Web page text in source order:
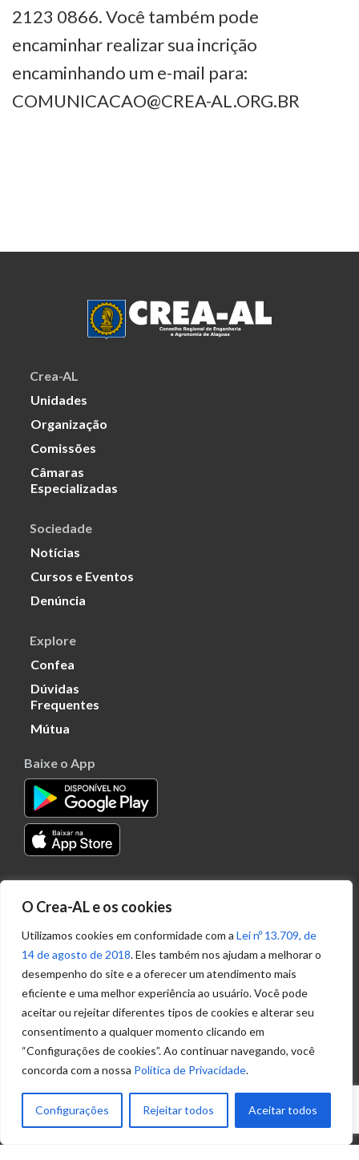
O Crea-AL e os cookies
Utilizamos cookies em conformidade com a Lei nº 13.709, de
14 de agosto de 2018. Eles também nos ajudam a melhorar o
desempenho do site e a oferecer um atendimento mais
eficiente e uma melhor experiência ao usuário. Você pode
aceitar ou rejeitar diferentes tipos de cookies e alterar seu
consentimento a qualquer momento clicando em
“Configurações de cookies”. Ao continuar navegando, você
concorda com a nossa Política de Privacidade.
Configurações Rejeitar todos Aceitar todos
2123 0866. Você também pode
encaminhar realizar sua incrição
encaminhando um e-mail para:
COMUNICACAO@CREA-AL.ORG.BR
Crea-AL
Unidades
Organização
Comissões
Câmaras
Especializadas
Sociedade
Notícias
Cursos e Eventos
Denúncia
Explore
Confea
Dúvidas
Frequentes
Mútua
Baixe o App
Transparência
Portal
Acesso à
Informação
Política de
Privacidade de
Ouvidoria
(82) 2123 0864
ouvidoria@crea-al.org.br
Fale Conosco